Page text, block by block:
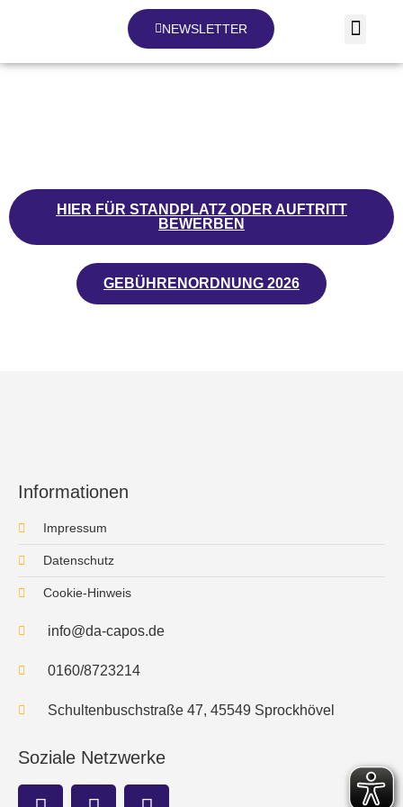
NEWSLETTER
HIER FÜR STANDPLATZ ODER AUFTRITT
BEWERBEN
GEBÜHRENORDNUNG 2026
Informationen
Impressum
Datenschutz
Cookie-Hinweis
info@da-capos.de
0160/8723214
Schultenbuschstraße 47, 45549 Sprockhövel
Soziale Netzwerke